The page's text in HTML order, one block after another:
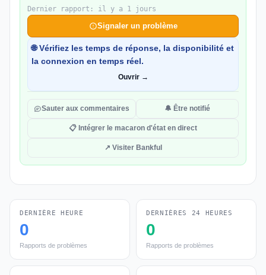
Dernier rapport: il y a 1 jours
Signaler un problème
🌐 Vérifiez les temps de réponse, la disponibilité et
la connexion en temps réel.
Ouvrir →
Sauter aux commentaires 🔔 Être notifié
📋 Intégrer le macaron d'état en direct
↗ Visiter Bankful
DERNIÈRE HEURE
0
Rapports de problèmes
DERNIÈRES 24 HEURES
0
Rapports de problèmes